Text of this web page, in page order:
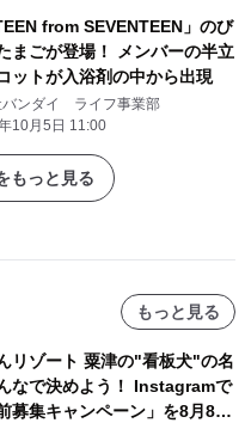
from SEVENTEEN」のび
まごが登場！ メンバーの半立
ットが入浴剤の中から出現
バンダイ ライフ事業部
10月5日 11:00
もっと見る
もっと見る
リゾート 粟津の"看板犬"の名
なで決めよう！ Instagramで
募集キャンペーン」を8月8日